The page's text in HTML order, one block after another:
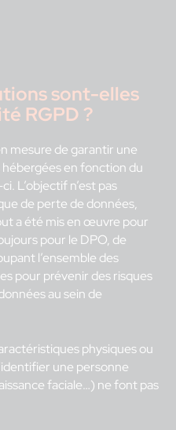
sont-elles
RGPD ?
mesure de garantir une
en fonction du
L’objectif n’est pas
de perte de données,
a été mis en œuvre pour
pour le DPO, de
l’ensemble des
pour prévenir des risques
au sein de
physiques ou
une personne
faciale…) ne font pas